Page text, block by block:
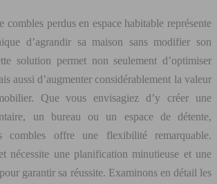
combles perdus en espace habitable représente
d’agrandir sa maison sans modifier son
solution permet non seulement d’optimiser
aussi d’augmenter considérablement la valeur
Que vous envisagiez d’y créer une
un bureau ou un espace de détente,
combles offre une flexibilité remarquable.
nécessite une planification minutieuse et une
garantir sa réussite. Examinons en détail les